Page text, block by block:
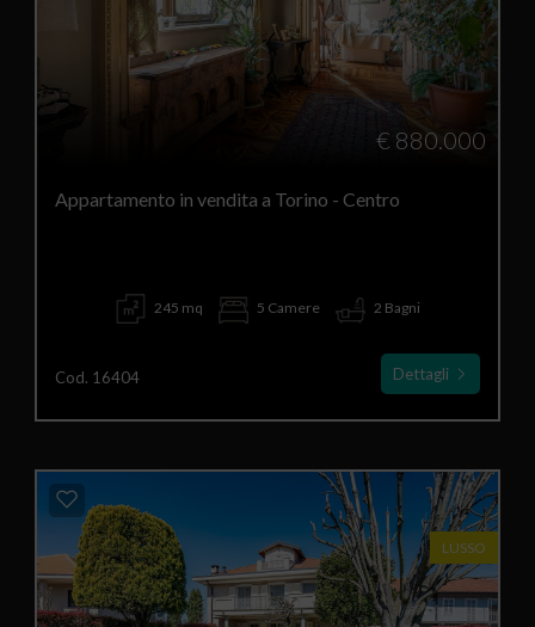
€ 880.000
Appartamento in vendita a Torino - Centro
245 mq 5 Camere 2 Bagni
Cod. 16404 Dettagli
LUSSO